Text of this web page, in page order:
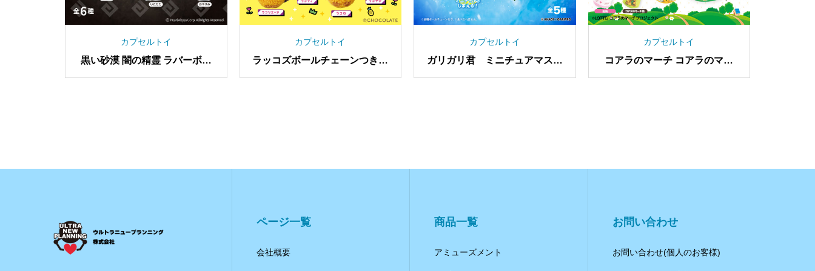
カプセルトイ
クラシエ ヨーロピアンシュガ
ーコーン メタルキーホルダー
カプセルトイ
Q・B・B ベビーチーズ スクイ
ーズ
カプセルトイ
北斗の拳 アクリルスタンド名
場面の巻！シリーズvol.2
カプセルトイ
キリマルラーメン ミニチュア
マスコット
ページ一覧
会社概要
商品一覧
アミューズメント
お問い合わせ
お問い合わせ(個人のお客様)